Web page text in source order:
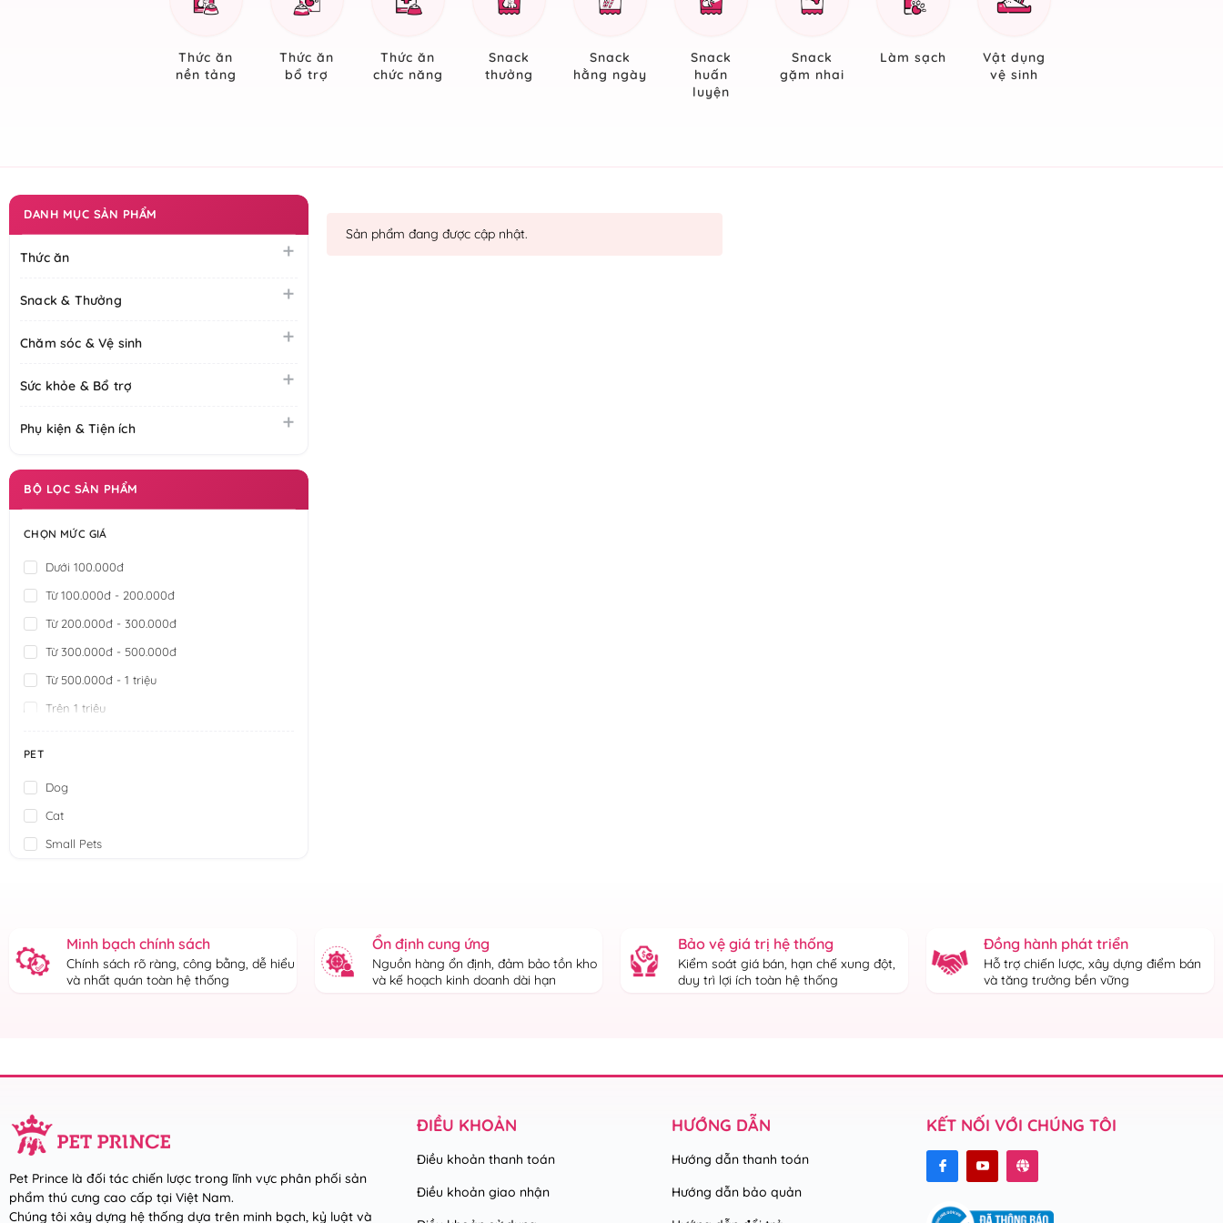
Thức ăn
nền tảng
Thức ăn
bổ trợ
Thức ăn
chức năng
Snack
thưởng
Snack
hằng ngày
Snack
huấn
luyện
Snack
gặm nhai
Làm sạch
Vật dụng
vệ sinh
DANH MỤC SẢN PHẨM
Thức ăn
Snack & Thưởng
Chăm sóc & Vệ sinh
Sức khỏe & Bổ trợ
Phụ kiện & Tiện ích
BỘ LỌC SẢN PHẨM
CHỌN MỨC GIÁ
Dưới 100.000đ
Từ 100.000đ - 200.000đ
Từ 200.000đ - 300.000đ
Từ 300.000đ - 500.000đ
Từ 500.000đ - 1 triệu
Trên 1 triệu
PET
Dog
Cat
Small Pets
Sản phẩm đang được cập nhật.
Minh bạch chính sách
Chính sách rõ ràng, công bằng, dễ hiểu
và nhất quán toàn hệ thống
Ổn định cung ứng
Nguồn hàng ổn định, đảm bảo tồn kho
và kế hoạch kinh doanh dài hạn
Bảo vệ giá trị hệ thống
Kiểm soát giá bán, hạn chế xung đột,
duy trì lợi ích toàn hệ thống
Đồng hành phát triển
Hỗ trợ chiến lược, xây dựng điểm bán
và tăng trưởng bền vững
Pet Prince là đối tác chiến lược trong lĩnh vực phân phối sản
phẩm thú cưng cao cấp tại Việt Nam.
Chúng tôi xây dựng hệ thống dựa trên minh bạch, kỷ luật và
ĐIỀU KHOẢN
Điều khoản thanh toán
Điều khoản giao nhận
HƯỚNG DẪN
Hướng dẫn thanh toán
Hướng dẫn bảo quản
KẾT NỐI VỚI CHÚNG TÔI